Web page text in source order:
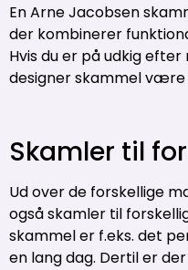
En Arne Jacobsen
der kombinerer
Hvis du er på udkig
designer skammel
Skamler til
Ud over de forskellige
også skamler til
skammel er f.eks. det
en lang dag. Dertil er